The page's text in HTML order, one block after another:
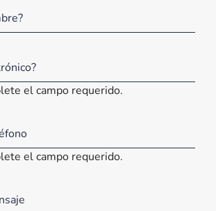
el campo requerido.
el campo requerido.